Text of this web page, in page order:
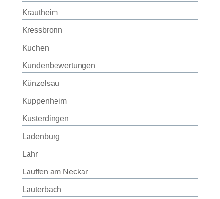
Krautheim
Kressbronn
Kuchen
Kundenbewertungen
Künzelsau
Kuppenheim
Kusterdingen
Ladenburg
Lahr
Lauffen am Neckar
Lauterbach